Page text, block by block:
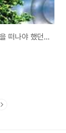
[디아스포라신문] 제 4 호_2021년 10월_고국을 떠나야 했던 사람들, '난민'